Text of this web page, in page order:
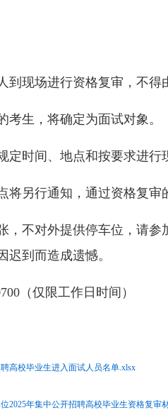
到现场进行资格复审，不得
考生，将确定为面试对象。
定时间、地点和按要求进
将另行通知，通过资格复审
，不对外提供停车位，请
迟到而造成遗憾。
（仅限工作日时间）
高校毕业生进入面试人员名单.xlsx
2025年集中公开招聘高校毕业生资格复审